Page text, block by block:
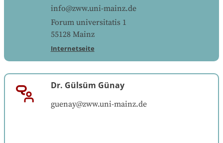
info@zww.uni-mainz.de
Forum universitatis 1
55128 Mainz
Internetseite
Dr. Gülsüm Günay
guenay@zww.uni-mainz.de